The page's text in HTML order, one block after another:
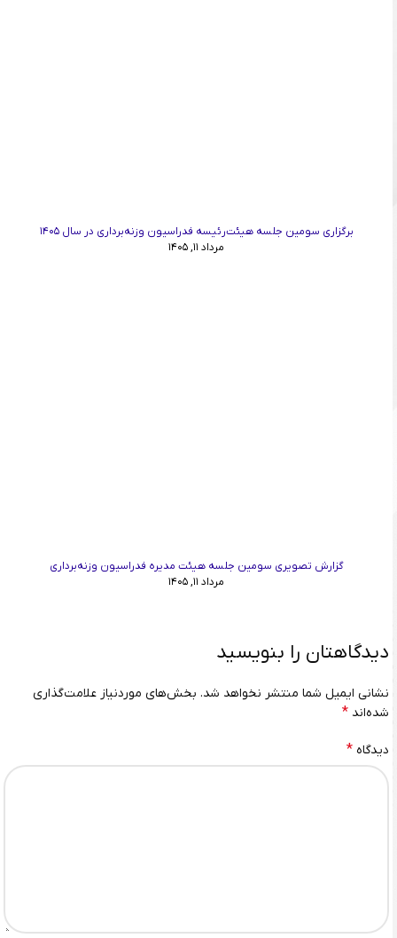
برگزاری سومین جلسه هیئت‌رئیسه فدراسیون وزنه‌برداری در سال ۱۴۰۵
مرداد ۱۱, ۱۴۰۵
گزارش تصویری سومین جلسه هیئت مدیره فدراسیون وزنه‌برداری
مرداد ۱۱, ۱۴۰۵
دیدگاهتان را بنویسید
نشانی ایمیل شما منتشر نخواهد شد. بخش‌های موردنیاز علامت‌گذاری
شده‌اند *
دیدگاه *